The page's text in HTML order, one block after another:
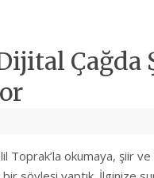
Çağda
Toprak’la okumaya, şiir